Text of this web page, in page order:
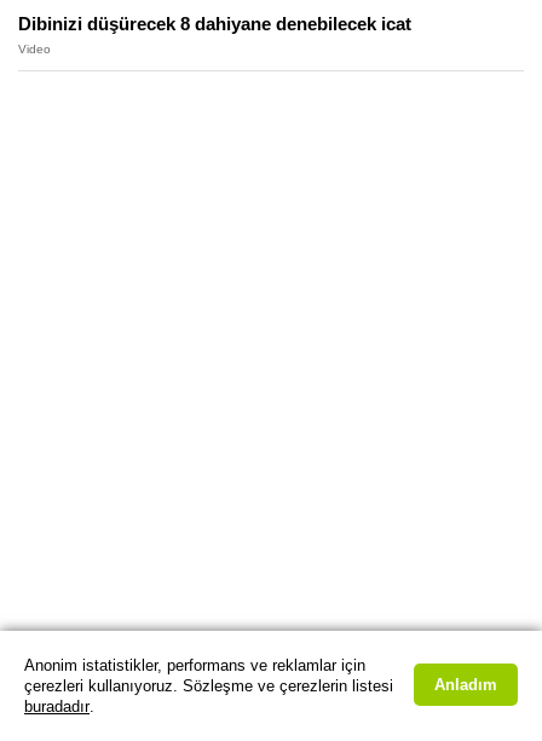
Dibinizi düşürecek 8 dahiyane denebilecek icat
Video
Anonim istatistikler, performans ve reklamlar için
çerezleri kullanıyoruz. Sözleşme ve çerezlerin listesi
buradadır.
Anladım